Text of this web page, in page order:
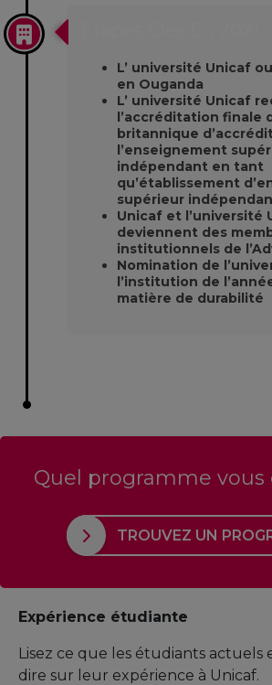
L’ université Unicaf
en Ouganda
L’ université Unicaf
l’accréditation finale
britannique
l’enseignement
indépendant en tant
qu’établissement
supérieur
Unicaf et l’université
deviennent des
institutionnels de
Nomination de
l’institution de
matière de durabilité
Quel programme vous
TROUVEZ UN
Expérience étudiante
Lisez ce que les étudiants actuels
dire sur leur expérience à Unicaf.